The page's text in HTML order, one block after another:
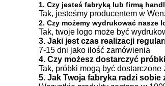
1. Czy jesteś fabryką lub firmą
Tak, jesteśmy producentem w
2. Czy możemy wydrukować nasze
Tak, twoje logo może być
3. Jaki jest czas realizacji
7-15 dni jako ilość zamówienia
4. Czy możesz dostarczyć
Tak, próbki mogą być dostarczone
5. Jak Twoja fabryka radzi sobie